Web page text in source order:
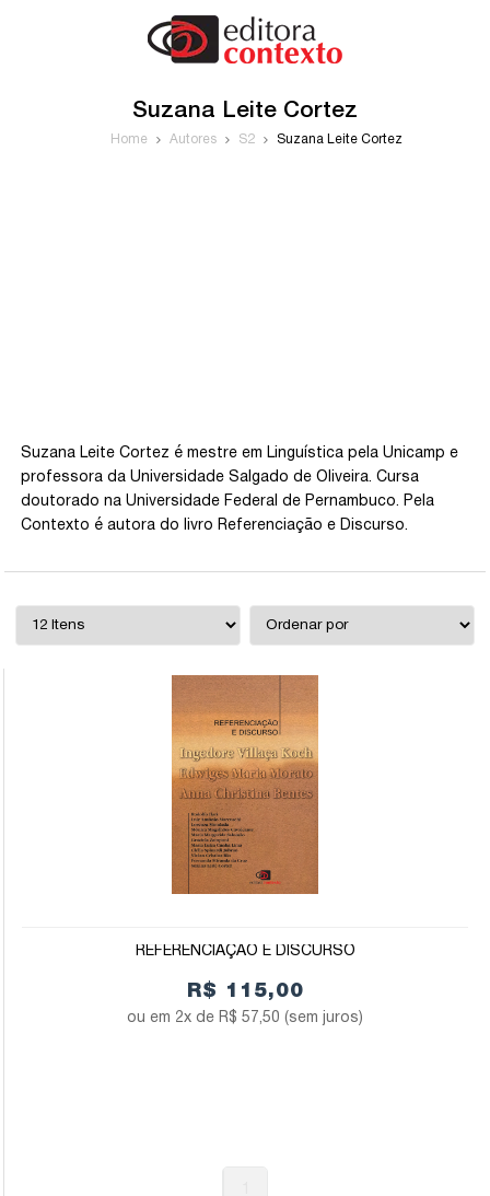
Suzana Leite Cortez
Home Autores S2 Suzana Leite Cortez
Suzana Leite Cortez é mestre em Linguística pela Unicamp e
professora da Universidade Salgado de Oliveira. Cursa
doutorado na Universidade Federal de Pernambuco. Pela
Contexto é autora do livro Referenciação e Discurso.
REFERENCIAÇÃO E DISCURSO
R$ 115,00
2x de R$ 57,50 (sem juros)